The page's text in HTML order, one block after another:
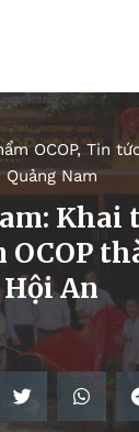
OCOP,Tin
Quảng Nam
Khai
Hội An